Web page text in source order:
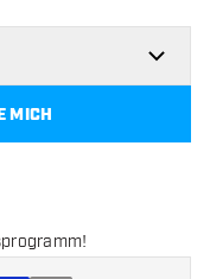
MICH